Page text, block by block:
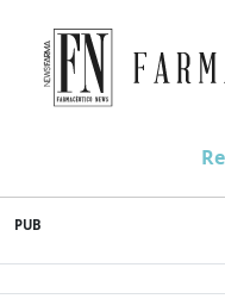
to
content
Farmacêutico News
PUB